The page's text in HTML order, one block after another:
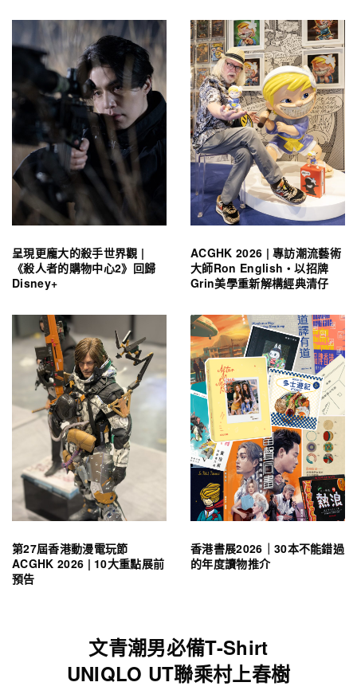
呈現更龐大的殺手世界觀 |
《殺人者的購物中心2》回歸
Disney+
ACGHK 2026 | 專訪潮流藝術
大師Ron English・以招牌
Grin美學重新解構經典清仔
第27屆香港動漫電玩節
ACGHK 2026 | 10大重點展前
預告
香港書展2026｜30本不能錯過
的年度讀物推介
文青潮男必備T-Shirt
UNIQLO UT聯乘村上春樹